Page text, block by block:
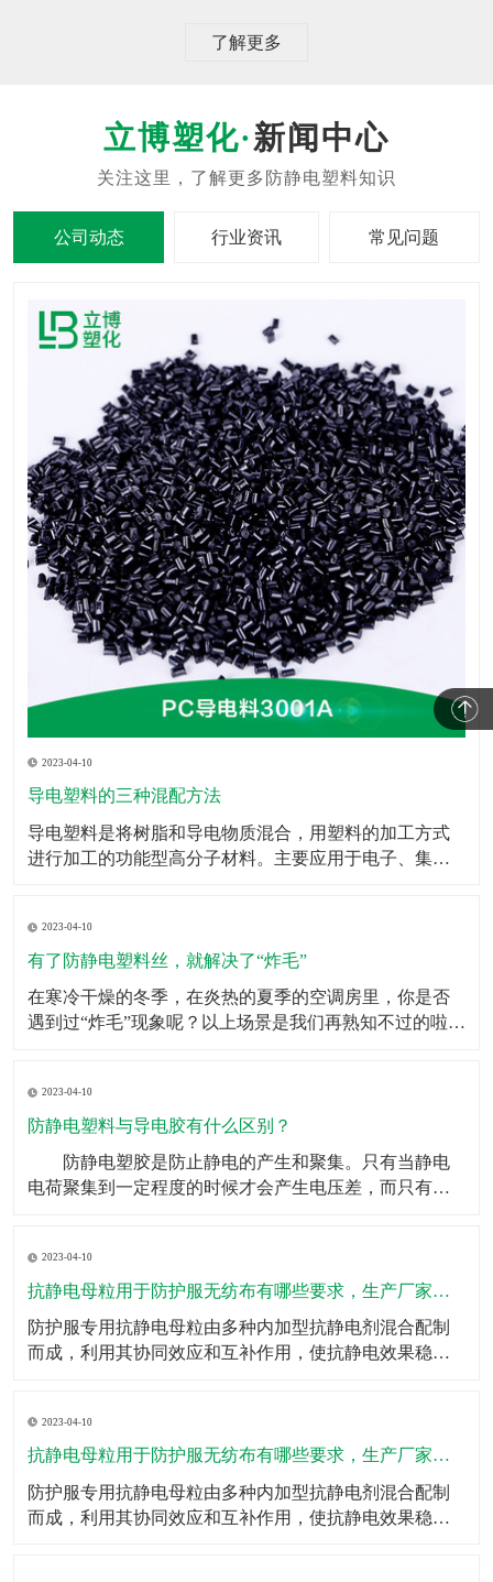
了解更多
新闻中心
公司动态 行业资讯 常见问题
2023-04-10
导电塑料的三种混配方法
​导电塑料是将树脂和导电物质混合，用塑料的加工方式
进行加工的功能型高分子材料。主要应用于电子、集成
速的发展，而且在发光二极管、太阳能电池、移动电
话、微型电视屏幕乃至生命科学研究等领域也有广泛的
应用前景。此
2023-04-10
有了防静电塑料丝，就解决了“炸毛”
​在寒冷干燥的冬季，在炎热的夏季的空调房里，你是否
遇到过“炸毛”现象呢？以上场景是我们再熟知不过的啦，
重任。如果头梳不具备防静电效果，金毛狮王就是你的
代名词了，但是有了防静电塑料丝，这些烦恼统统迎刃
2023-04-10
防静电塑料与导电胶有什么区别？
​ 防静电塑胶是防止静电的产生和聚集。只有当静电
电荷聚集到一定程度的时候才会产生电压差，而只有在
产生静电的物体连接到地面，将产生的电荷直接传输出
去，不会产生电荷的聚集。 而导电只是一种物体属
性的概述，
2023-04-10
抗静电母粒用于防护服无纺布有哪些要求，生产厂家有哪些？
​防护服专用抗静电母粒由多种内加型抗静电剂混合配制
而成，利用其协同效应和互补作用，使抗静电效果稳
好；三、不影响制品的加工成型和颜色、不降低制品的
力学性能；四、耐化学性好、无毒；五、调节添加量即
可调节抗静电
2023-04-10
抗静电母粒用于防护服无纺布有哪些要求，生产厂家有哪些？
​防护服专用抗静电母粒由多种内加型抗静电剂混合配制
而成，利用其协同效应和互补作用，使抗静电效果稳